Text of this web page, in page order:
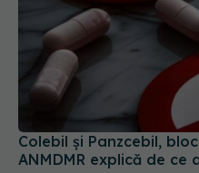
Colebil și Panzcebil,
ANMDMR explică de
06 aug 2026, 16:37